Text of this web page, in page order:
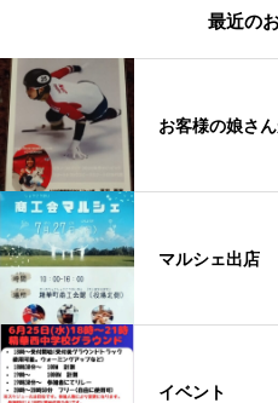
最近の
お客様の娘さ
マルシェ出店
イベント